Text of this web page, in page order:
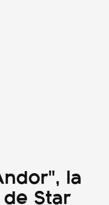
la
Star